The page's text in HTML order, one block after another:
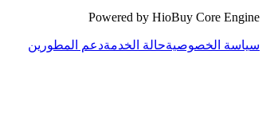
Powered by HioBuy Core Engine
سياسة الخصوصيةحالة الخدمةدعم المطورين